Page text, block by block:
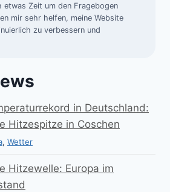
etwas Zeit um den Fragebogen
mir sehr helfen, meine Website
zu verbessern und
in Deutschland:
Hitzespitze in Coschen
, Wetter
Hitzewelle: Europa im